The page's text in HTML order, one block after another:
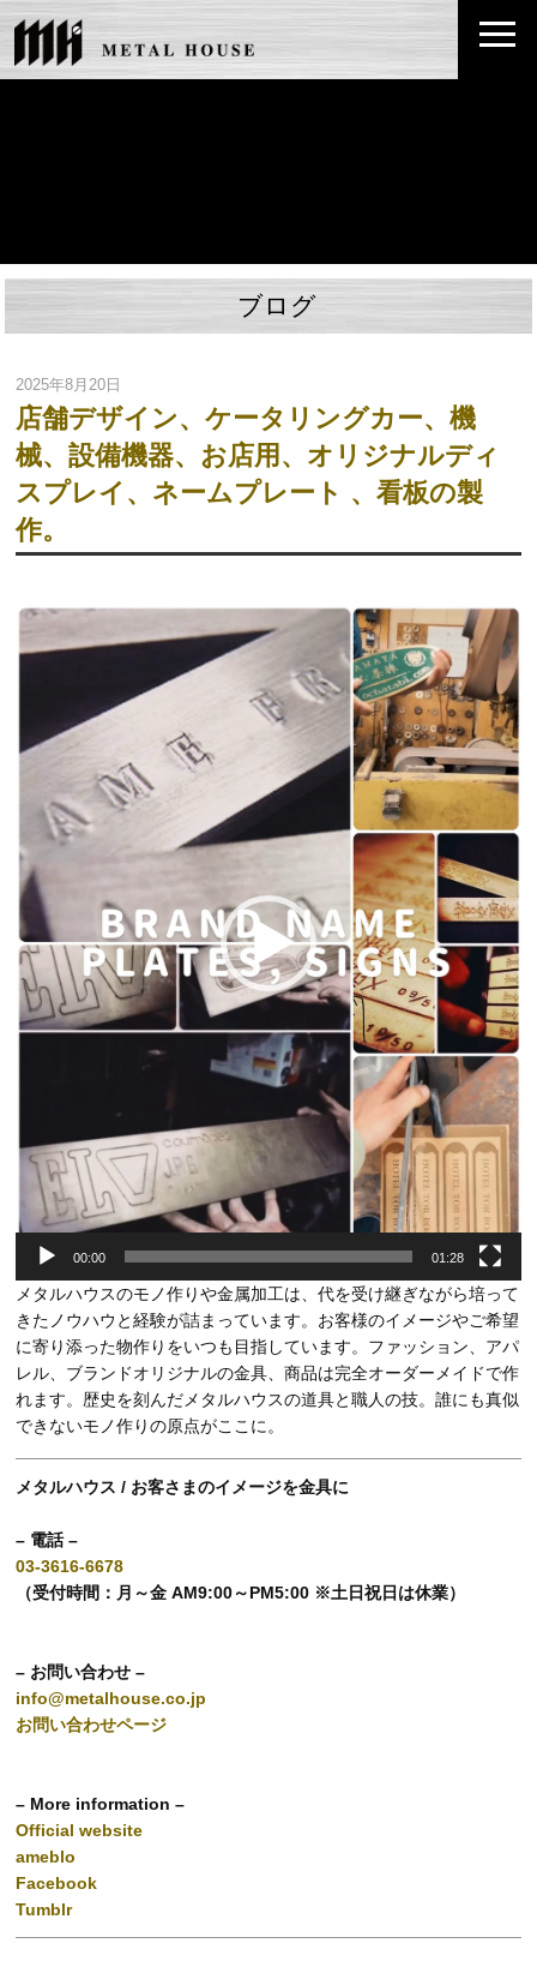
ブログ
2025年8月20日
店舗デザイン、ケータリングカー、機
械、設備機器、お店用、オリジナルディ
スプレイ、ネームプレート 、看板の製
作。
動
画
ヤ
00:00 01:28
メタルハウスのモノ作りや金属加工は、代を受け継ぎながら培って
きたノウハウと経験が詰まっています。お客様のイメージやご希望
に寄り添った物作りをいつも目指しています。ファッション、アパ
レル、ブランドオリジナルの金具、商品は完全オーダーメイドで作
れます。歴史を刻んだメタルハウスの道具と職人の技。誰にも真似
できないモノ作りの原点がここに。
メタルハウス / お客さまのイメージを金具に
– 電話 –
03-3616-6678
（受付時間：月～金 AM9:00～PM5:00 ※土日祝日は休業）
– お問い合わせ –
info@metalhouse.co.jp
お問い合わせページ
– More information –
Official website
ameblo
Facebook
Tumblr